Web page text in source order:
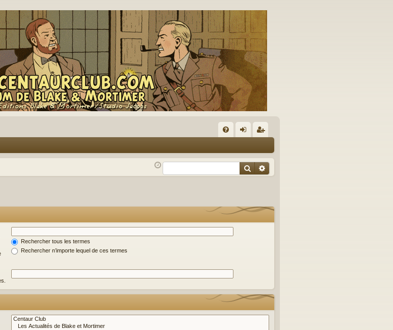
Q ne
xi
nr
eg
re
r
Rechercher
Recherche avancée
Rechercher tous les termes
Rechercher n’importe lequel de ces termes